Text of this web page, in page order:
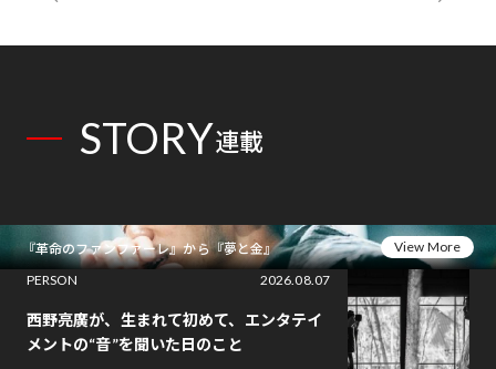
STORY連載
『革命のファンファーレ』から『夢と金』
View More
PERSON
2026.08.07
西野亮廣が、生まれて初めて、エンタテイ
メントの“音”を聞いた日のこと